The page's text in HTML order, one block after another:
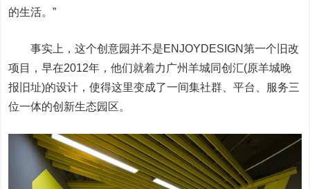
的生活。”
事实上，这个创意园并不是ENJOYDESIGN第一个旧改
项目，早在2012年，他们就着力广州羊城同创汇(原羊城晚
报旧址)的设计，使得这里变成了一间集社群、平台、服务三
位一体的创新生态园区。